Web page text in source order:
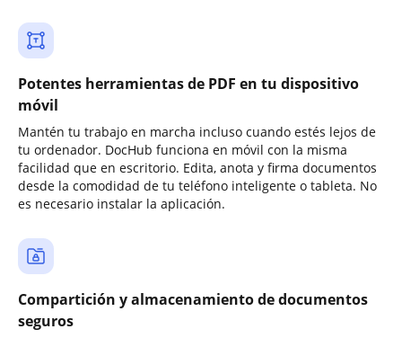
Potentes herramientas de PDF en tu dispositivo
móvil
Mantén tu trabajo en marcha incluso cuando estés lejos de
tu ordenador. DocHub funciona en móvil con la misma
facilidad que en escritorio. Edita, anota y firma documentos
desde la comodidad de tu teléfono inteligente o tableta. No
es necesario instalar la aplicación.
Compartición y almacenamiento de documentos
seguros